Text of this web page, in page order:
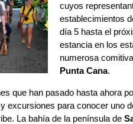
cuyos
establecimientos
día 5 hasta el
estancia en los
numerosa
Punta Cana.
que han pasado hasta ahora
excursiones para conocer uno
La bahía de la península de